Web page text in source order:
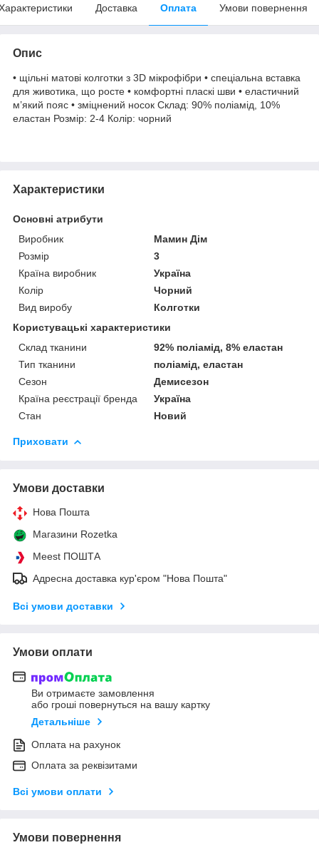
Доставка Оплата Умови повернення
Опис
• щільні матові колготки з 3D мікрофібри • спеціальна вставка
для животика, що росте • комфортні пласкі шви • еластичний
м’який пояс • зміцнений носок Склад: 90% поліамід, 10%
еластан Розмір: 2-4 Колір: чорний
Характеристики
Основні атрибути
Виробник
Мамин Дім
Розмір
3
Країна виробник
Україна
Колір
Чорний
Вид виробу
Колготки
Користувацькі характеристики
Склад тканини
92% поліамід, 8% еластан
Тип тканини
поліамід, еластан
Сезон
Демисезон
Країна реєстрації бренда
Україна
Стан
Новий
Приховати
Умови доставки
Нова Пошта
Магазини Rozetka
Meest ПОШТА
Адресна доставка кур'єром "Нова Пошта"
Всі умови доставки
Умови оплати
Ви отримаєте замовлення
або гроші повернуться на вашу картку
Детальніше
Оплата на рахунок
Оплата за реквізитами
Всі умови оплати
Умови повернення